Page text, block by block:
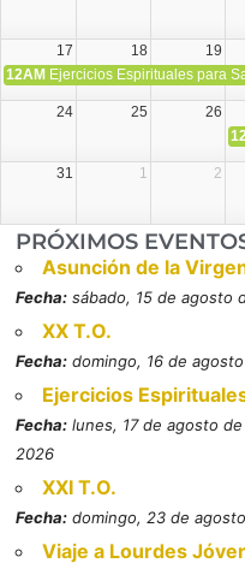
17 18 19
12AM Ejercicios Espirituales para
24 25 26
31 1 2
PRÓXIMOS
Asunción de la
Fecha: sábado, 15 de agosto
XX T.O.
Fecha: domingo, 16 de
Ejercicios
Fecha: lunes, 17 de agosto
2026
XXI T.O.
Fecha: domingo, 23 de
Viaje a Lourdes